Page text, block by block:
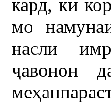
кард, ки
мо
насли
ҷавонон